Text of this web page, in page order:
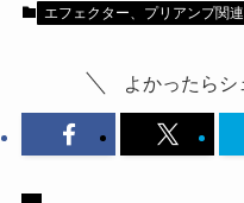
エフェクター、プリアンプ関連
よかったらシ